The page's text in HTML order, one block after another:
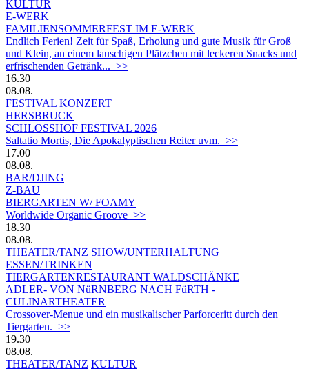
KULTUR
E-WERK
FAMILIENSOMMERFEST IM E-WERK
Endlich Ferien! Zeit für Spaß, Erholung und gute Musik für Groß
und Klein, an einem lauschigen Plätzchen mit leckeren Snacks und
erfrischenden Getränk... >>
16.30
08.08.
FESTIVAL KONZERT
HERSBRUCK
SCHLOSSHOF FESTIVAL 2026
Saltatio Mortis, Die Apokalyptischen Reiter uvm. >>
17.00
08.08.
BAR/DJING
Z-BAU
BIERGARTEN W/ FOAMY
Worldwide Organic Groove >>
18.30
08.08.
THEATER/TANZ SHOW/UNTERHALTUNG
ESSEN/TRINKEN
TIERGARTEN­RESTAURANT WALDSCHÄNKE
ADLER- VON NüRNBERG NACH FüRTH -
CULINARTHEATER
Crossover-Menue und ein musikalischer Parforceritt durch den
Tiergarten. >>
19.30
08.08.
THEATER/TANZ KULTUR